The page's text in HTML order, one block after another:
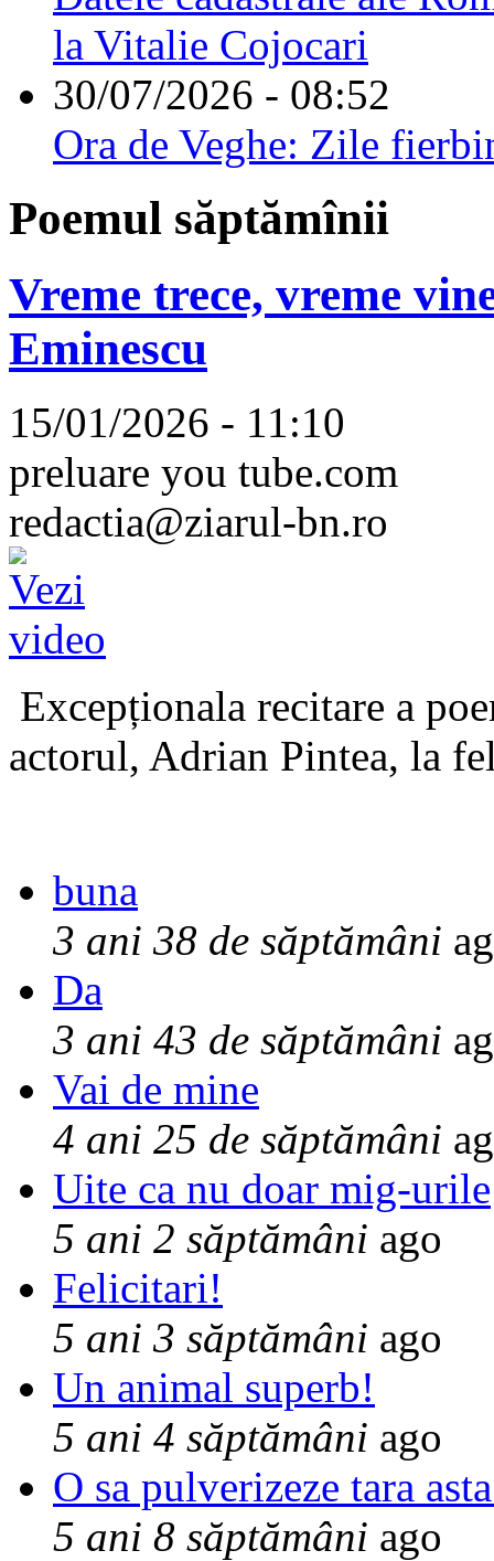
la Vitalie Cojocari
30/07/2026 - 08:52
Ora de Veghe: Zile
Poemul săptămînii
Vreme trece, vreme
Eminescu
15/01/2026 - 11:10
preluare you tube.com
redactia@ziarul-bn.ro
Excepționala recitare a
actorul, Adrian Pintea, la
buna
3 ani 38 de săptămâni
Da
3 ani 43 de săptămâni
Vai de mine
4 ani 25 de săptămâni
Uite ca nu doar mig-urile
5 ani 2 săptămâni ago
Felicitari!
5 ani 3 săptămâni ago
Un animal superb!
5 ani 4 săptămâni ago
O sa pulverizeze tara
5 ani 8 săptămâni ago